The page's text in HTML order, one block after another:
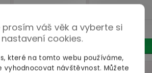
váš věk a vyberte si
nastavení cookies.
které na tomto webu používáme,
vyhodnocovat návštěvnost. Můžete